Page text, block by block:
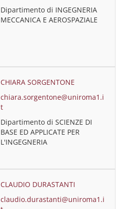
Dipartimento di INGEGNERIA
MECCANICA E AEROSPAZIALE
CHIARA SORGENTONE
chiara.sorgentone@uniroma1.i
t
Dipartimento di SCIENZE DI
BASE ED APPLICATE PER
L'INGEGNERIA
CLAUDIO DURASTANTI
claudio.durastanti@uniroma1.i